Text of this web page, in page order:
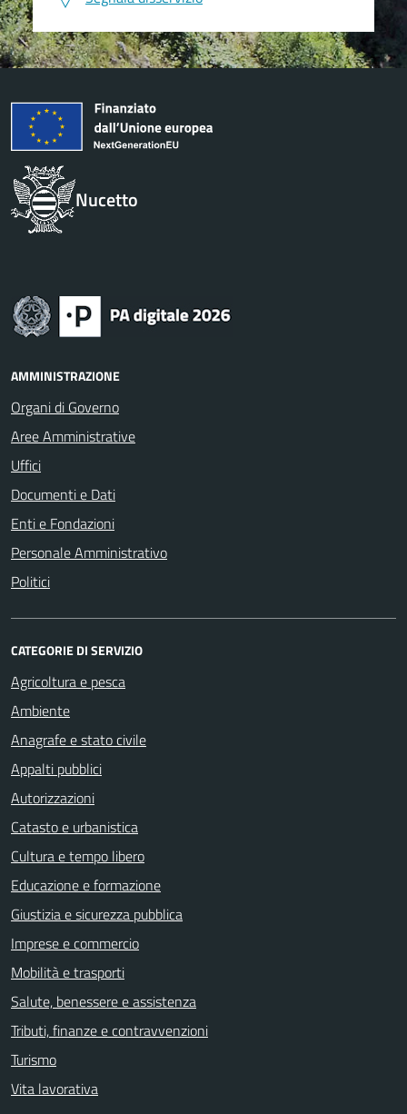
Nucetto
AMMINISTRAZIONE
Organi di Governo
Aree Amministrative
Uffici
Documenti e Dati
Enti e Fondazioni
Personale Amministrativo
Politici
CATEGORIE DI SERVIZIO
Agricoltura e pesca
Ambiente
Anagrafe e stato civile
Appalti pubblici
Autorizzazioni
Catasto e urbanistica
Cultura e tempo libero
Educazione e formazione
Giustizia e sicurezza pubblica
Imprese e commercio
Mobilità e trasporti
Salute, benessere e assistenza
Tributi, finanze e contravvenzioni
Turismo
Vita lavorativa